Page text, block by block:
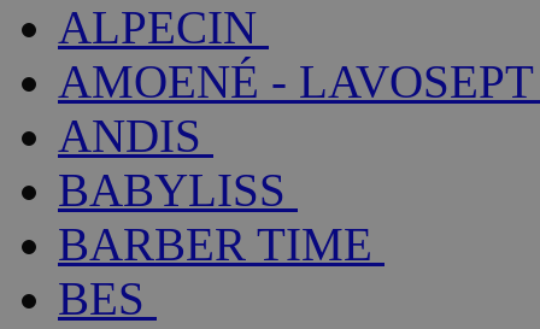
ALPECIN
AMOENÉ - LAVOSEPT
ANDIS
BABYLISS
BARBER TIME
BES